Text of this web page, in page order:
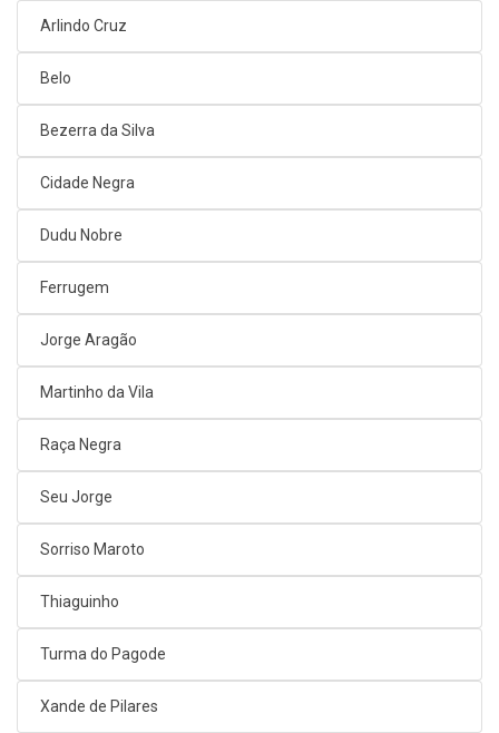
Arlindo Cruz
Belo
Bezerra da Silva
Cidade Negra
Dudu Nobre
Ferrugem
Jorge Aragão
Martinho da Vila
Raça Negra
Seu Jorge
Sorriso Maroto
Thiaguinho
Turma do Pagode
Xande de Pilares